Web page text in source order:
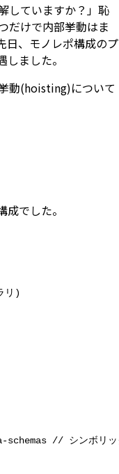
していますか？」恥
だけで内部挙動はま
日、モノレポ構成のプ
ました。
動(hoisting)について
でした。
リ)
// シンボリック